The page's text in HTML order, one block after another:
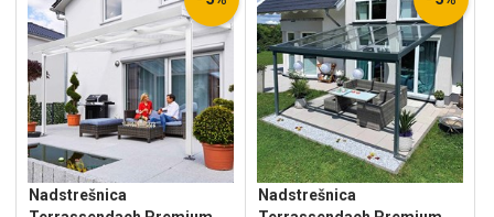
Nadstrešnica
Nadstrešnica